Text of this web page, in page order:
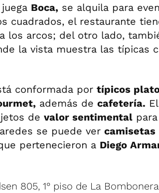
Boca, se alquila para
cuadrados, el restaurante
los arcos; del otro lado,
la vista muestra las típicas
conformada por típicos
además de cafetería.
de valor sentimental
se puede ver camisetas
pertenecieron a Diego
805, 1° piso de La